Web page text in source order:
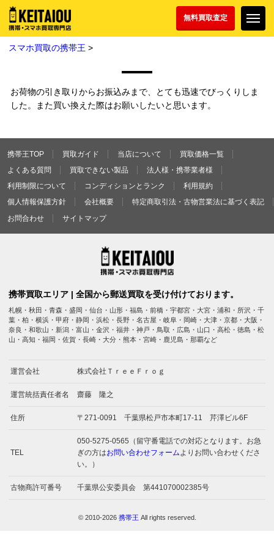
無料買取査定
スマホ買取の携帯王 >
お荷物の引き取りからお振込みまで、とても迅速でびっくりしま
した。また買い換えた際はお願いしたいと思います。
携帯王TOP 買取ガイド 当店について
買取価格一覧
よくある質問
買取できない製品
法人様・携帯業者様
利用制限について
コンディションとランク
利用規約
個人情報保護方針
会社概要
特定商取引法・古物営業法に基づく表記
お問合わせ
サイトマップ
携帯買取エリア | 全国から郵送買取を受け付けております。
札幌・秋田・青森・盛岡・仙台・山形・福島・前橋・宇都宮・大宮・浦和・所沢・千
葉・柏・横浜・甲府・静岡・浜松・長野・名古屋・岐阜・岡崎・大津・京都・大阪・
奈良・和歌山・新潟・富山・金沢・福井・神戸・鳥取・広島・山口・高松・徳島・松
山・高知・福岡・佐賀・長崎・大分・熊本・宮崎・鹿児島・那覇など
運営会社 株式会社ＴｒｅｅＦｒｏｇ
運営統括責任者名 齋藤 隆之
住所 〒271-0091 千葉県松戸市本町17-11 芹澤ビル6F
TEL
050-5275-0565（留守番電話での対応となります。お急
ぎの方はお問い合わせフォーム よりお問い合わせくださ
い。）
古物商許可番号 千葉県公安委員会 第441070002385号
© 2010-2026 携帯王 All rights reserved.